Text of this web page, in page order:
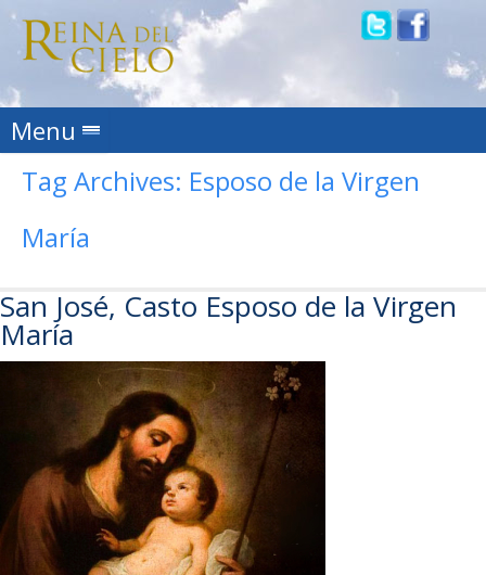
Menu Skip to content
Tag Archives: Esposo de la Virgen
María
San José, Casto Esposo de la Virgen
María